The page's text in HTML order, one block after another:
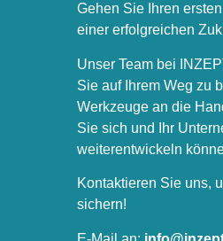
Gehen Sie Ihren
einer erfolgreichen
Unser Team bei
Sie auf Ihrem Weg zu
Werkzeuge an die
Sie sich und Ihr
weiterentwickeln
Kontaktieren Sie uns,
sichern!